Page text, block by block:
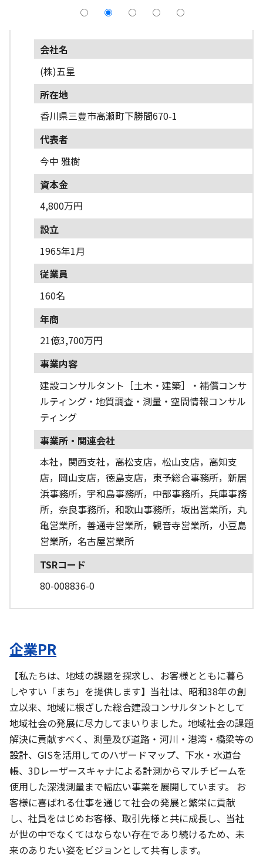
会社名
(株)五星
所在地
香川県三豊市高瀬町下勝間670-1
代表者
今中 雅樹
資本金
4,800万円
設立
1965年1月
従業員
160名
年商
21億3,700万円
事業内容
建設コンサルタント［土木・建築］・補償コンサ
ルティング・地質調査・測量・空間情報コンサル
ティング
事業所・関連会社
本社，関西支社，高松支店，松山支店，高知支
店，岡山支店，徳島支店，東予総合事務所，新居
浜事務所，宇和島事務所，中部事務所，兵庫事務
所，奈良事務所，和歌山事務所，坂出営業所，丸
亀営業所，善通寺営業所，観音寺営業所，小豆島
営業所，名古屋営業所
TSRコード
80-008836-0
企業PR
【私たちは、地域の課題を探求し、お客様とともに暮ら
しやすい「まち」を提供します】当社は、昭和38年の創
立以来、地域に根ざした総合建設コンサルタントとして
地域社会の発展に尽力してまいりました。地域社会の課題
解決に貢献すべく、測量及び道路・河川・港湾・橋梁等の
設計、GISを活用してのハザードマップ、下水・水道台
帳、3Dレーザースキャナによる計測からマルチビームを
使用した深浅測量まで幅広い事業を展開しています。 お
客様に喜ばれる仕事を通じて社会の発展と繁栄に貢献
し、社員をはじめお客様、取引先様と共に成長し、当社
が世の中でなくてはならない存在であり続けるため、未
来のありたい姿をビジョンとして共有します。